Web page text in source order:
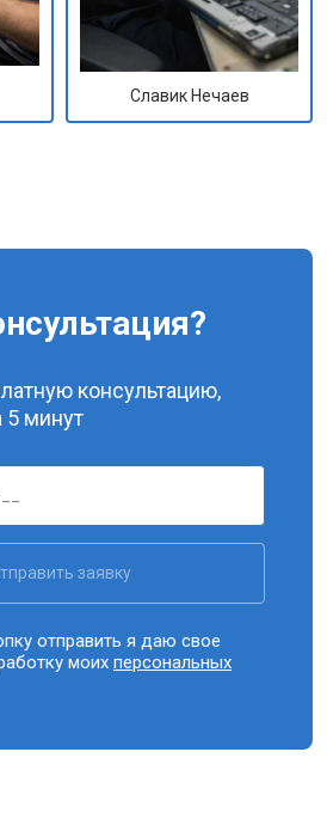
Славик Нечаев
консультацию,
5 минут
заявку
отправить я даю свое
моихперсональных